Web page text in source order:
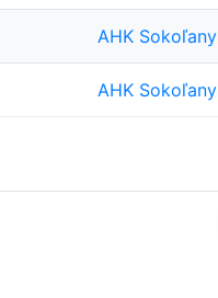
AHK Sokoľany
AHK Sokoľany